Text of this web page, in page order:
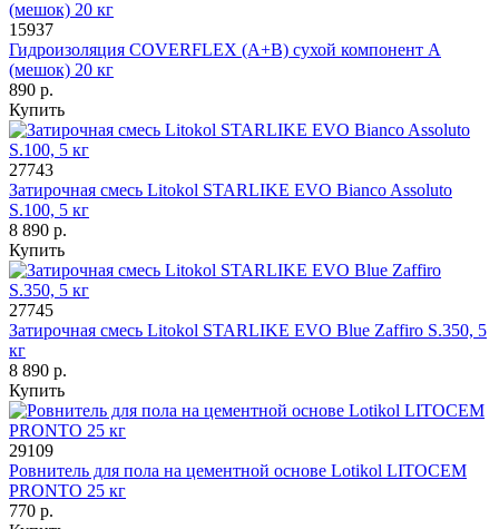
15937
Гидроизоляция COVERFLEX (А+B) сухой компонент A
(мешок) 20 кг
890 р.
Купить
27743
Затирочная смесь Litokol STARLIKE EVO Bianco Assoluto
S.100, 5 кг
8 890 р.
Купить
27745
Затирочная смесь Litokol STARLIKE EVO Blue Zaffiro S.350, 5
кг
8 890 р.
Купить
29109
Ровнитель для пола на цементной основе Lotikol LITOCEM
PRONTO 25 кг
770 р.